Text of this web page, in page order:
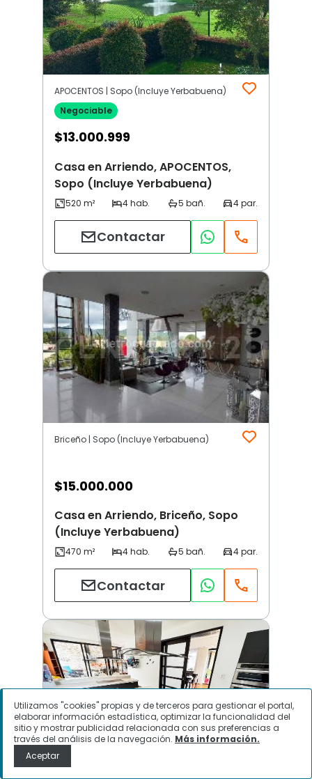
APOCENTOS | Sopo (Incluye Yerbabuena)
Negociable
$13.000.999
Casa en Arriendo, APOCENTOS,
Sopo (Incluye Yerbabuena)
Contactar
Briceño | Sopo (Incluye Yerbabuena)
$15.000.000
Casa en Arriendo, Briceño, Sopo
(Incluye Yerbabuena)
Contactar
Utilizamos "cookies" propias y de terceros para gestionar el portal,
elaborar información estadística, optimizar la funcionalidad del
sitio y mostrar publicidad relacionada con sus preferencias a
través del análisis de la navegación. Más información.
Aceptar